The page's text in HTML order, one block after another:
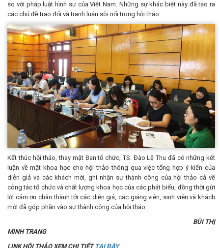
so với pháp luật hình sự của Việt Nam. Những sự khác biệt này đã tạo ra
các chủ đề trao đổi và tranh luận sôi nổi trong hội thảo.
Kết thúc hội thảo, thay mặt Ban tổ chức, TS. Đào Lệ Thu đã có những kết
luận về mặt khoa học cho hội thảo thông qua việc tổng hợp ý kiến của
diễn giả và các khách mời, ghi nhận sự thành công của hội thảo cả về
công tác tổ chức và chất lượng khoa học của các phát biểu, đồng thời gửi
lời cảm ơn chân thành tới các diễn giả, các giảng viên, sinh viên và khách
mời đã góp phần vào sự thành công của hội thảo.
BÙI THỊ
MINH TRANG
LINK HỘI THẢO XEM CHI TIẾT TẠI ĐÂY